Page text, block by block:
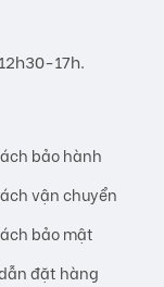
17h.
bảo hành
vận chuyển
bảo mật
đặt hàng